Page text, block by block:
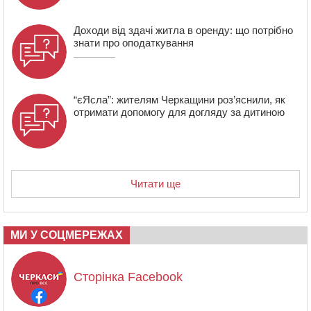
Доходи від здачі житла в оренду: що потрібно
знати про оподаткування
“єЯсла”: жителям Черкащини роз’яснили, як
отримати допомогу для догляду за дитиною
Читати ще
МИ У СОЦМЕРЕЖАХ
Сторінка Facebook